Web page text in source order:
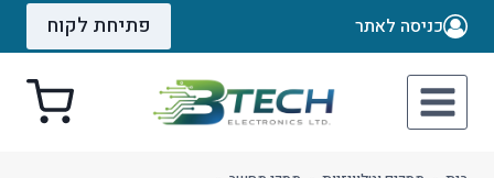
Skip
כניסה לאתר פתיחת לקוח